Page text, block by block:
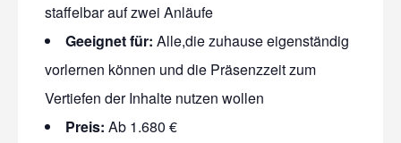
staffelbar auf zwei Anläufe
Geeignet für: Alle,die zuhause eigenständig
vorlernen können und die Präsenzzeit zum
Vertiefen der Inhalte nutzen wollen
Preis: Ab 1.680 €